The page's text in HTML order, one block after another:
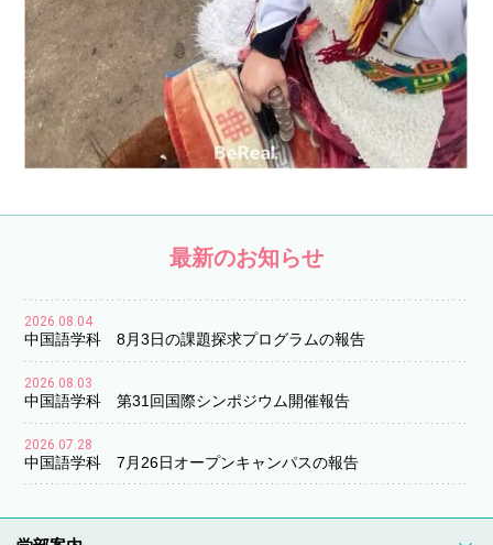
最新のお知らせ
2026.08.04
中国語学科 8月3日の課題探求プログラムの報告
2026.08.03
中国語学科 第31回国際シンポジウム開催報告
2026.07.28
中国語学科 7月26日オープンキャンパスの報告